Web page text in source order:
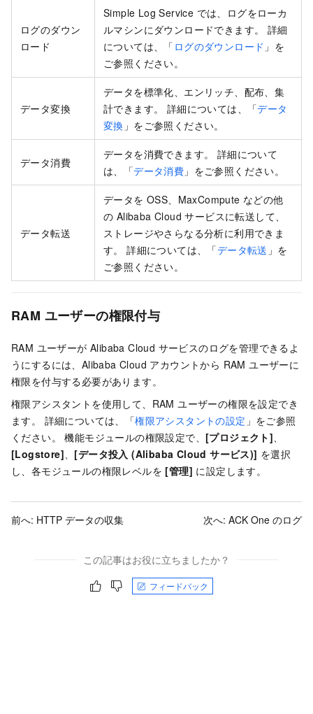
ログのダウン
ロード
Simple Log Service では、ログをローカ
ルマシンにダウンロードできます。 詳細
については、「 ログのダウンロード 」を
ご参照ください。
データ変換
データを標準化、エンリッチ、配布、集
計できます。 詳細については、「データ
変換 」をご参照ください。
データ消費
データを消費できます。 詳細について
は、「データ消費 」をご参照ください。
データ転送
データを OSS、MaxCompute などの他
の Alibaba Cloud サービスに転送して、
ストレージやさらなる分析に利用できま
す。 詳細については、「データ転送 」を
ご参照ください。
RAM ユーザーの権限付与
RAM ユーザーが Alibaba Cloud サービスのログを管理できるよ
うにするには、Alibaba Cloud アカウントから RAM ユーザーに
権限を付与する必要があります。
権限アシスタントを使用して、RAM ユーザーの権限を設定でき
ます。 詳細については、「権限アシスタントの設定 」をご参照
ください。 機能モジュールの権限設定で、 [プロジェクト]、
[Logstore]、 [データ投入 (Alibaba Cloud サービス)] を選択
し、各モジュールの権限レベルを [管理] に設定します。
前へ: HTTP データの収集 次へ: ACK One のログ
この記事はお役に立ちましたか？
フィードバック